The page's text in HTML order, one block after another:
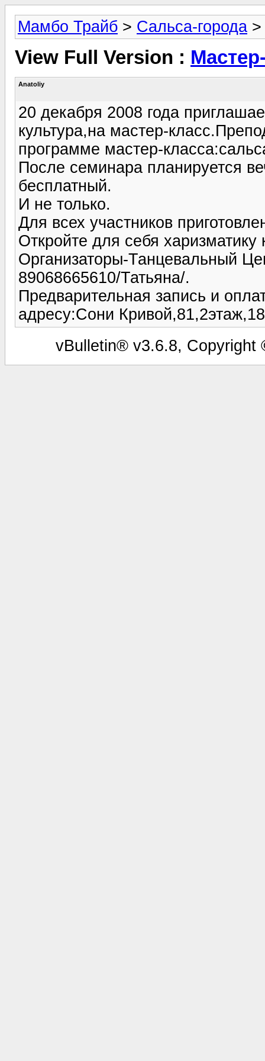
Мамбо Трайб > Сальса-города
View Full Version :
Anatoliy
20 декабря 2008 года
культура,на мастер-
программе мастер-
После семинара планируется
бесплатный.
И не только.
Для всех участников
Откройте для себя харизматику
Организаторы-Танцевальный
89068665610/Татьяна/.
Предварительная запись и
адресу:Сони
vBulletin® v3.6.8, Copyright